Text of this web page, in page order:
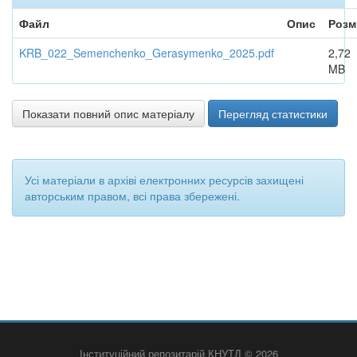
Файл
Опис
KRB_022_Semenchenko_Gerasymenko_2025.pdf
2,72
MB
Показати повний опис матеріалу Перегляд статистики
Усі матеріали в архіві електронних ресурсів захищені
авторським правом, всі права збережені.
Інституційний репозитарій КНУТД © 2026